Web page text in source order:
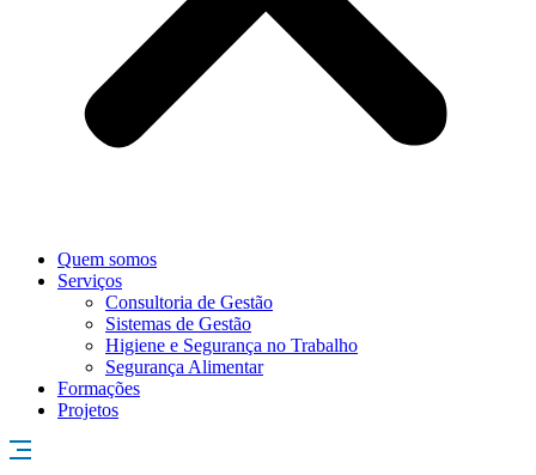
Quem somos
Serviços
Consultoria de Gestão
Sistemas de Gestão
Higiene e Segurança no Trabalho
Segurança Alimentar
Formações
Projetos